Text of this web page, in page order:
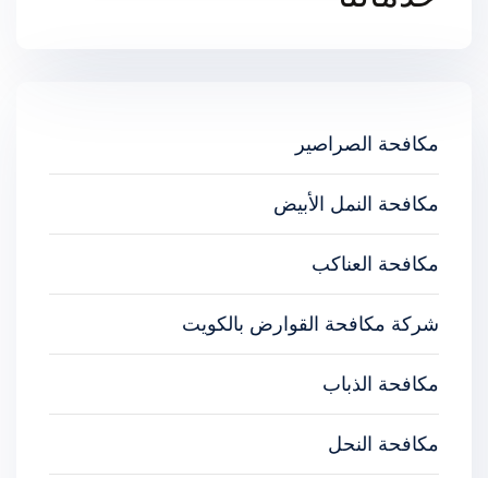
مكافحة الصراصير
مكافحة النمل الأبيض
مكافحة العناكب
شركة مكافحة القوارض بالكويت
مكافحة الذباب
مكافحة النحل